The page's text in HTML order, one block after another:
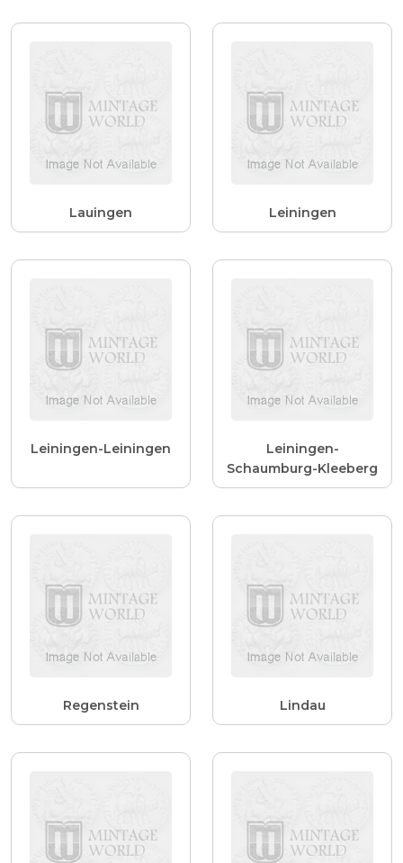
Lauingen Leiningen
Leiningen-Leiningen
Leiningen-
Schaumburg-Kleeberg
Regenstein Lindau